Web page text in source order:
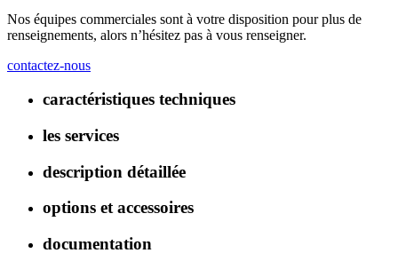
Nos équipes commerciales sont à votre disposition pour plus de
renseignements, alors n’hésitez pas à vous renseigner.
contactez-nous
caractéristiques techniques
les services
description détaillée
options et accessoires
documentation